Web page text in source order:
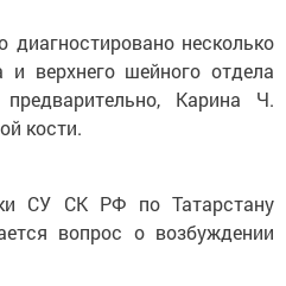
несколько
и верхнего шейного отдела
Карина Ч.
кости.
СУ СК РФ по Татарстану
вопрос о возбуждении